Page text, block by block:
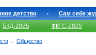
детство Сам себе
БКД-2025 ФКГС-2025
→ Общество